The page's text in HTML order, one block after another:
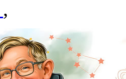
,